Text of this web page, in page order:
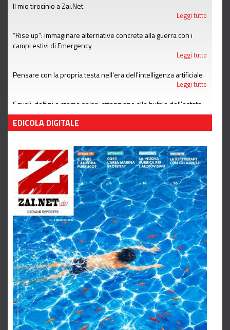
Il mio tirocinio a Zai.Net
Leggi tutto
“Rise up”: immaginare alternative concrete alla guerra con i
campi estivi di Emergency
Leggi tutto
Pensare con la propria testa nell'era dell'intelligenza artificiale
Leggi tutto
Squali, delfini e creme solari: attenzione alle bufale dell'estate
Leggi tutto
EDICOLA DIGITALE